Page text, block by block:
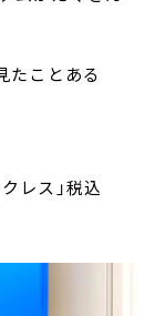
たことある
レス」税込